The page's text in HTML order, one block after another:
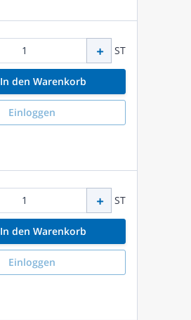
ST
In den Warenkorb
Einloggen
ST
In den Warenkorb
Einloggen